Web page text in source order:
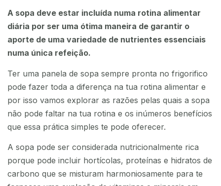
A sopa deve estar incluída numa rotina alimentar
diária por ser uma ótima maneira de garantir o
aporte de uma variedade de nutrientes essenciais
numa única refeição.
Ter uma panela de sopa sempre pronta no frigorifico
pode fazer toda a diferença na tua rotina alimentar e
por isso vamos explorar as razões pelas quais a sopa
não pode faltar na tua rotina e os inúmeros benefícios
que essa prática simples te pode oferecer.
A sopa pode ser considerada nutricionalmente rica
porque pode incluir hortícolas, proteínas e hidratos de
carbono que se misturam harmoniosamente para te